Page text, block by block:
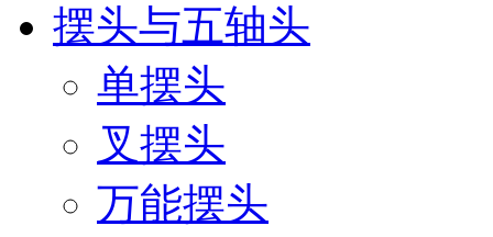
摆头与五轴头
单摆头
叉摆头
万能摆头